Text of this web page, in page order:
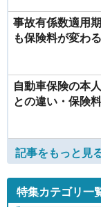
事故有係数適用
も保険料が変わ
自動車保険の本
との違い・保険
記事をもっと見
特集カテゴリ一